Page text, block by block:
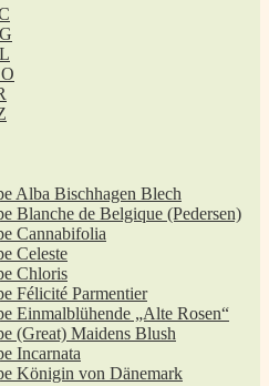
Alba Bischhagen Blech
Blanche de Belgique (Pedersen)
Cannabifolia
Celeste
Chloris
Félicité Parmentier
Einmalblühende „Alte Rosen“
(Great) Maidens Blush
Incarnata
Königin von Dänemark